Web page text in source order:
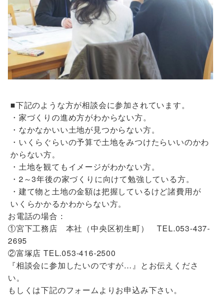
■下記のような方が相談会に参加されています。
・家づくりの進め方がわからない方。
・なかなかいい土地が見つからない方。
・いくらぐらいの予算で土地をみつけたらいいのかわ
からない方。
・土地を観てもイメージがわかない方。
・2～3年後の家づくりに向けて勉強している方。
・建て物と土地の金額は把握しているけど諸費用が
いくらかかるかわからない方。
お電話の場合：
①宮下工務店 本社（中央区初生町） TEL.053-437-
2695
②富塚店 TEL.053-416-2500
『相談会に参加したいのですが…』とお伝えくださ
い。
もしくは下記のフォームよりお申込み下さい。